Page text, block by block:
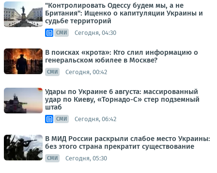
"Контролировать Одессу будем мы, а не
Британия": Ищенко о капитуляции Украины и
судьбе территорий
СМИ Сегодня, 04:30
В поисках «крота»: Кто слил информацию о
генеральском юбилее в Москве?
СМИ Сегодня, 00:42
Удары по Украине 6 августа: массированный
удар по Киеву, «Торнадо-С» стер подземный
штаб
СМИ Сегодня, 06:42
В МИД России раскрыли слабое место Украины:
без этого страна прекратит существование
СМИ Сегодня, 05:30